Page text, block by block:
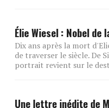
Élie Wiesel : Nobel de
Dix ans après la mort
de traverser le siècle. De
portrait revient sur le
Une lettre inédite de